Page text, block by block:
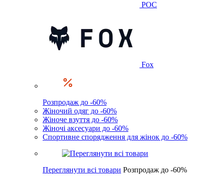
POC
Fox
Розпродаж до -60%
Жіночий одяг до -60%
Жіноче взуття до -60%
Жіночі аксесуари до -60%
Спортивне спорядження для жінок до -60%
Переглянути всі товари Розпродаж до -60%